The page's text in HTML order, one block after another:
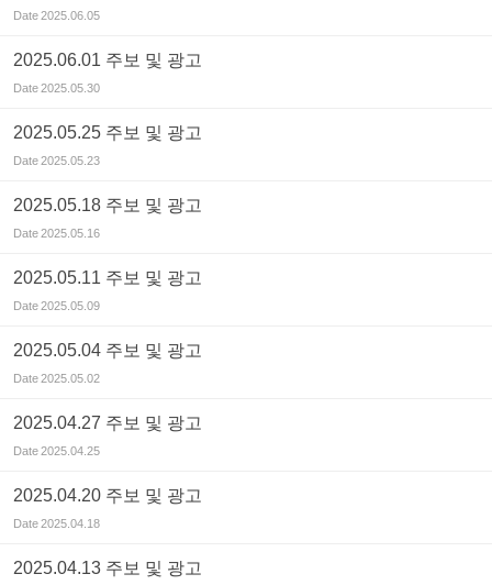
Date2025.06.05
2025.06.01 주보 및 광고
Date2025.05.30
2025.05.25 주보 및 광고
Date2025.05.23
2025.05.18 주보 및 광고
Date2025.05.16
2025.05.11 주보 및 광고
Date2025.05.09
2025.05.04 주보 및 광고
Date2025.05.02
2025.04.27 주보 및 광고
Date2025.04.25
2025.04.20 주보 및 광고
Date2025.04.18
2025.04.13 주보 및 광고